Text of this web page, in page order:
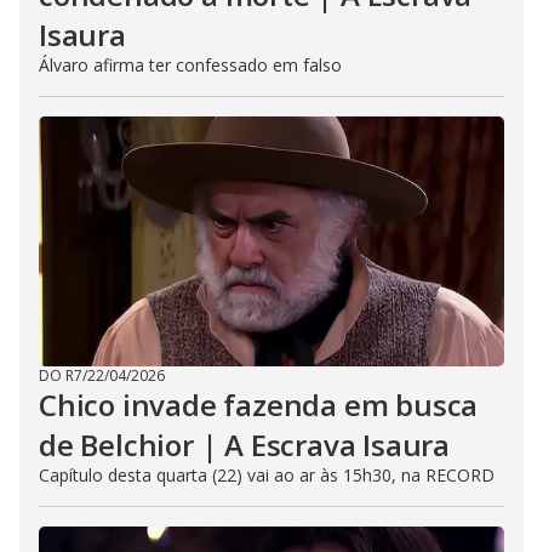
Isaura
Álvaro afirma ter confessado em falso
DO R7/22/04/2026
Chico invade fazenda em busca
de Belchior | A Escrava Isaura
Capítulo desta quarta (22) vai ao ar às 15h30, na RECORD